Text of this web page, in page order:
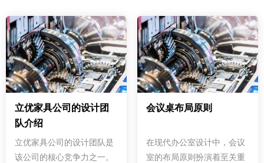
立优家具公司的设计团
队介绍
立优家具公司的设计团队是
该公司的核心竞争力之一。
会议桌布局原则
在现代办公室设计中，会议
室的布局原则扮演着至关重